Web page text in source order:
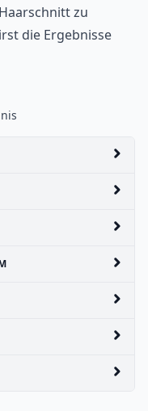
zu
die Ergebnisse